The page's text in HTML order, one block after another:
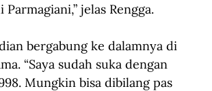
jelas Rengga.
bergabung ke dalamnya di
“Saya sudah suka dengan
Mungkin bisa dibilang pas